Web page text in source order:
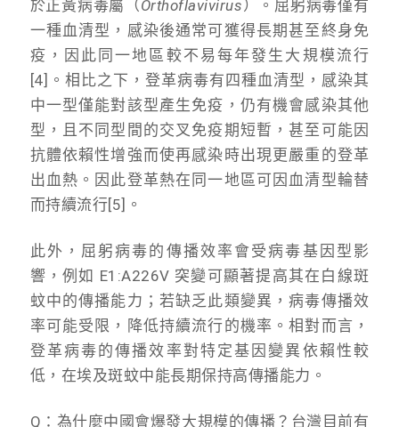
於正黃病毒屬（Orthoflavivirus）。屈躬病毒僅有
一種血清型，感染後通常可獲得長期甚至終身免
疫，因此同一地區較不易每年發生大規模流行
[4]。相比之下，登革病毒有四種血清型，感染其
中一型僅能對該型產生免疫，仍有機會感染其他
型，且不同型間的交叉免疫期短暫，甚至可能因
抗體依賴性增強而使再感染時出現更嚴重的登革
出血熱。因此登革熱在同一地區可因血清型輪替
而持續流行[5]。
此外，屈躬病毒的傳播效率會受病毒基因型影
響，例如 E1:A226V 突變可顯著提高其在白線斑
蚊中的傳播能力；若缺乏此類變異，病毒傳播效
率可能受限，降低持續流行的機率。相對而言，
登革病毒的傳播效率對特定基因變異依賴性較
低，在埃及斑蚊中能長期保持高傳播能力。
Q：為什麼中國會爆發大規模的傳播？台灣目前有